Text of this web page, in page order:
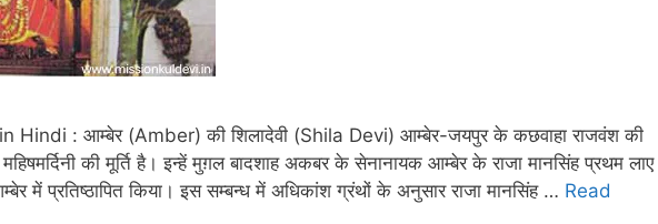
: आम्बेर (Amber) की शिलादेवी (Shila Devi) आम्बेर-जयपुर के कछवाहा राजवंश की
की मूर्ति है। इन्हें मुग़ल बादशाह अकबर के सेनानायक आम्बेर के राजा मानसिंह प्रथम लाए
में प्रतिष्ठापित किया। इस सम्बन्ध में अधिकांश ग्रंथों के अनुसार राजा मानसिंह … Read